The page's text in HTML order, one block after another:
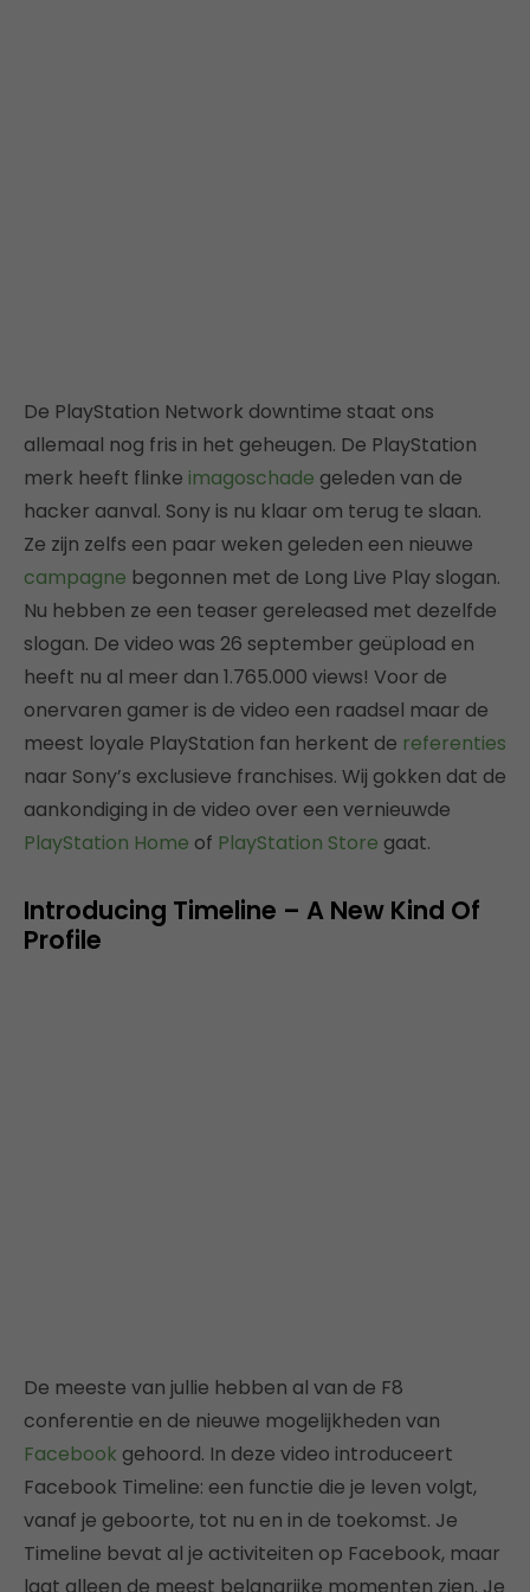
De PlayStation Network downtime staat ons
allemaal nog fris in het geheugen. De PlayStation
merk heeft flinke imagoschade geleden van de
hacker aanval. Sony is nu klaar om terug te slaan.
Ze zijn zelfs een paar weken geleden een nieuwe
campagne begonnen met de Long Live Play slogan.
Nu hebben ze een teaser gereleased met dezelfde
slogan. De video was 26 september geüpload en
heeft nu al meer dan 1.765.000 views! Voor de
onervaren gamer is de video een raadsel maar de
meest loyale PlayStation fan herkent de referenties
naar Sony’s exclusieve franchises. Wij gokken dat de
aankondiging in de video over een vernieuwde
PlayStation Home of PlayStation Store gaat.
Introducing Timeline – A New Kind Of
Profile
De meeste van jullie hebben al van de F8
conferentie en de nieuwe mogelijkheden van
Facebook gehoord. In deze video introduceert
Facebook Timeline: een functie die je leven volgt,
vanaf je geboorte, tot nu en in de toekomst. Je
Timeline bevat al je activiteiten op Facebook, maar
laat alleen de meest belangrijke momenten zien. Je